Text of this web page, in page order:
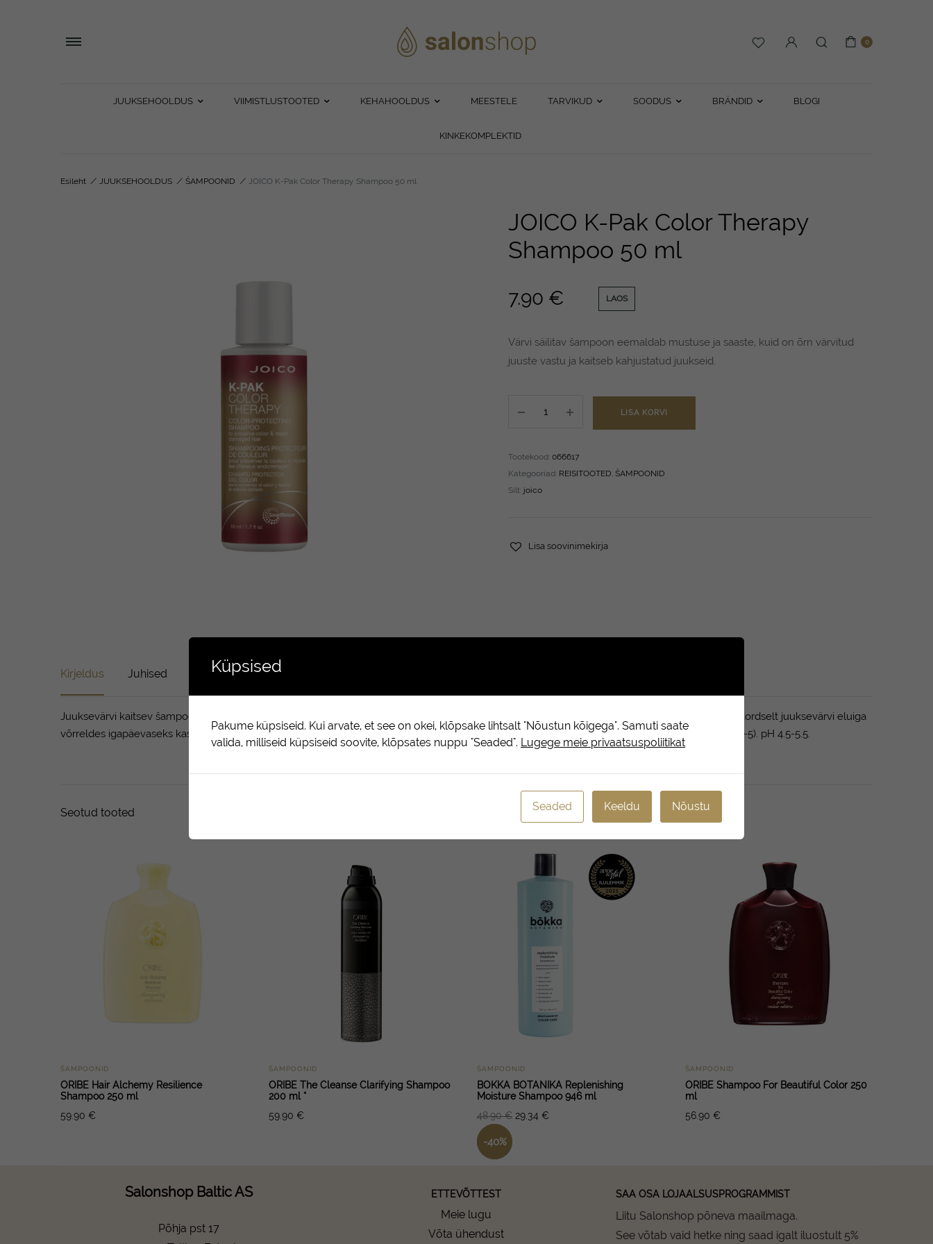
0
JUUKSEHOOLDUS VIIMISTLUSTOOTED KEHAHOOLDUS MEESTELE TARVIKUD SOODUS BRÄNDID BLOGI
KINKEKOMPLEKTID
Esileht / JUUKSEHOOLDUS / ŠAMPOONID / JOICO K-Pak Color Therapy Shampoo 50 ml
JOICO K-Pak Color Therapy
Shampoo 50 ml
7.90 € LAOS
Värvi säilitav šampoon eemaldab mustuse ja saaste, kuid on õrn värvitud
juuste vastu ja kaitseb kahjustatud juukseid.
Color
Therapy
Shampoo
LISA KORVI
Tootekood: 066617
Kategooriad: REISITOOTED, ŠAMPOONID
Silt: joico
Lisa soovinimekirja
Kirjeldus Juhised Koostis Arvustused (0)
Juuksevärvi kaitsev šampoon, mis puhastab intensiivselt, kuid on õrn värvitud juuste vastu. Teeb juuksed nõtkeks ja lisab läiget. Pikendab kahekordselt juuksevärvi eluiga
võrreldes igapäevaseks kasutamiseks mõeldud toodetega. Puhastab värvitud juukseid õrnalt. Taastab ja kaitseb juukseid. Hooldustugevus 4,5 (1-5). pH 4.5-5.5.
Seotud tooted
ŠAMPOONID
ORIBE Hair Alchemy Resilience
Shampoo 250 ml
59.90 €
ŠAMPOONID
ORIBE The Cleanse Clarifying Shampoo
200 ml *
59.90 €
ŠAMPOONID
BOKKA BOTANIKA Replenishing
Moisture Shampoo 946 ml
48.90€ 29.34 €
-40%
ŠAMPOONID
ORIBE Shampoo For Beautiful Color 250
ml
56.90 €
Salonshop Baltic AS
Põhja pst 17
ETTEVÕTTEST
Meie lugu
Võta ühendust
SAA OSA LOJAALSUSPROGRAMMIST
Liitu Salonshop põneva maailmaga.
See võtab vaid hetke ning saad igalt iluostult 5%
Küpsised
Pakume küpsiseid. Kui arvate, et see on okei, klõpsake lihtsalt "Nõustun kõigega". Samuti saate
valida, milliseid küpsiseid soovite, klõpsates nuppu "Seaded". Lugege meie privaatsuspoliitikat
Seaded Keeldu Nõustu